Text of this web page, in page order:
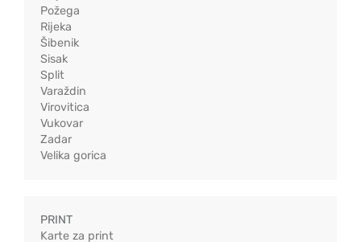
Požega
Rijeka
Šibenik
Sisak
Split
Varaždin
Virovitica
Vukovar
Zadar
Velika gorica
PRINT
Karte za print